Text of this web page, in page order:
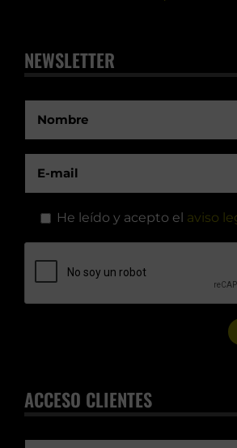
NEWSLETTER
He leído y acepto el aviso
ACCESO CLIENTES